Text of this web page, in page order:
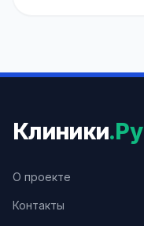
Клиники.Ру
О проекте
Контакты